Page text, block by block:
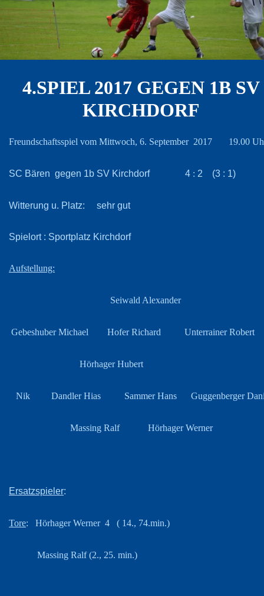
4.SPIEL 2017 GEGEN 1B SV
KIRCHDORF
Freundschaftsspiel vom Mittwoch, 6. September 2017 19.00
SC Bären gegen 1b SV Kirchdorf 4 : 2 (3 : 1)
Witterung u. Platz: sehr gut
Spielort : Sportplatz Kirchdorf
Aufstellung:
Seiwald Alexander
Gebeshuber Michael Hofer Richard Unterrainer Robert
Hörhager Hubert
Nik Dandler Hias Sammer Hans Guggenberger
Massing Ralf Hörhager Werner
Ersatzspieler:
Tore: Hörhager Werner 4 ( 14., 74.min.)
Massing Ralf (2., 25. min.)